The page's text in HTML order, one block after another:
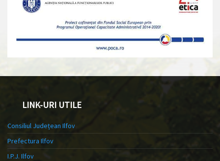
LINK-URI UTILE
Consiliul Județean Ilfov
Prefectura Ilfov
I.P.J. Ilfov